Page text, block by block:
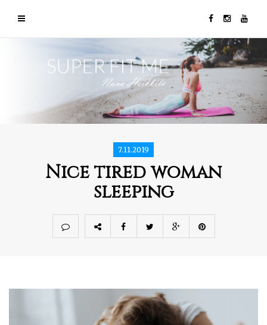
7.11.2019
Nice tired woman
sleeping